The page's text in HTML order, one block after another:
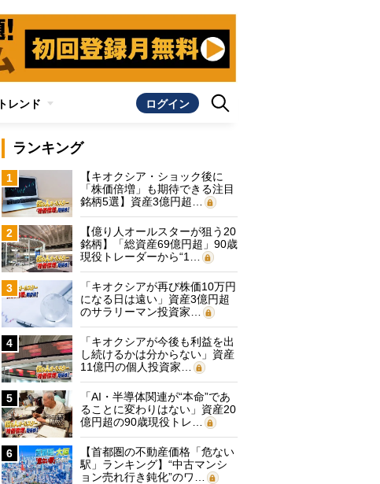
トレンド ログイン
ランキング
1
【キオクシア・ショック後に
「株価倍増」も期待できる注目
銘柄5選】資産3億円超…
2
【億り人オールスターが狙う20
銘柄】「総資産69億円超」90歳
現役トレーダーから“1…
3
「キオクシアが再び株価10万円
になる日は遠い」資産3億円超
のサラリーマン投資家…
4
「キオクシアが今後も利益を出
し続けるかは分からない」資産
11億円の個人投資家…
5
「AI・半導体関連が“本命”であ
ることに変わりはない」資産20
億円超の90歳現役トレ…
6
【首都圏の不動産価格「危ない
駅」ランキング】“中古マンシ
ョン売れ行き鈍化”のワ…